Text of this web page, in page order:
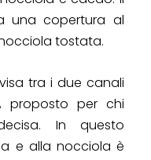
una copertura al
tostata.
tra i due canali
, proposto per chi
In questo
e alla nocciola è